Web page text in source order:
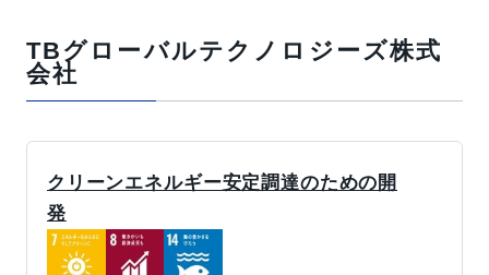
TBグローバルテクノロジーズ株式
会社
クリーンエネルギー安定調達のための開
発